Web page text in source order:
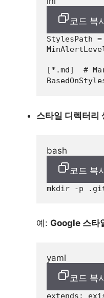
코드 복
StylesPath
[*.md]
#
스타일 디렉터리
bash
코드 복
mkdir
예: Google 스타
yaml
코드 복
extends: